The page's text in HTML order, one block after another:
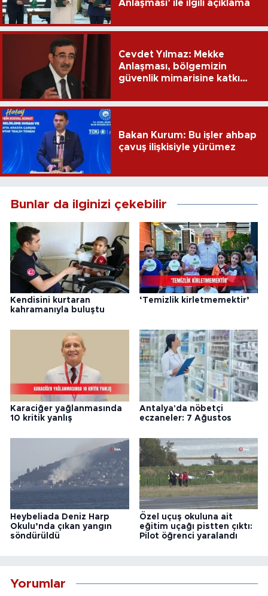
Anlaşması’ ile ilgili açıklama
Cevdet Yılmaz: Mekke
Anlaşması, bölgemizin
güvenlik mimarisine katkı
Bakan Kurum: Bu işler ahbap
çavuş ilişkisiyle yürümez
Bunlar da ilginizi çekebilir
Kendisini kurtaran
kahramanıyla buluştu
‘Temizlik kirletmemektir’
Karaciğer yağlanmasında
10 kritik yanlış
Antalya'da nöbetçi
eczaneler: 7 Ağustos
Heybeliada Deniz Harp
Okulu’nda çıkan yangın
söndürüldü
Özel uçuş okuluna ait
eğitim uçağı pistten çıktı:
Pilot öğrenci yaralandı
Yorumlar